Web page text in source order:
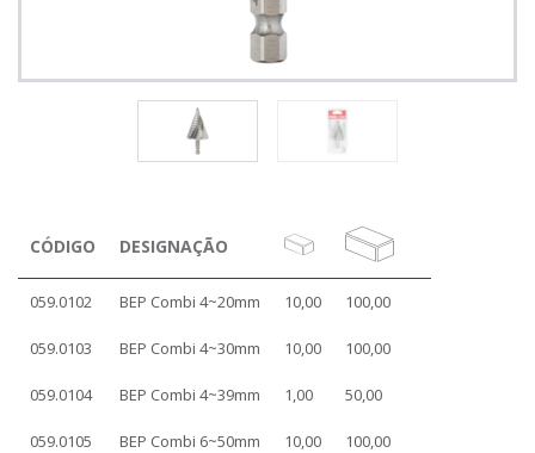
CÓDIGO DESIGNAÇÃO
059.0102 BEP Combi 4~20mm 10,00 100,00
059.0103 BEP Combi 4~30mm 10,00 100,00
059.0104 BEP Combi 4~39mm 1,00 50,00
059.0105 BEP Combi 6~50mm 10,00 100,00